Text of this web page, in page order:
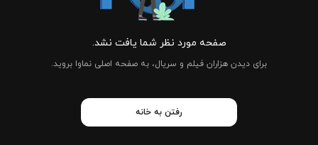
صفحه مورد نظر شما یافت نشد.
برای دیدن هزاران فیلم و سریال، به صفحه اصلی نماوا بروید.
رفتن به خانه